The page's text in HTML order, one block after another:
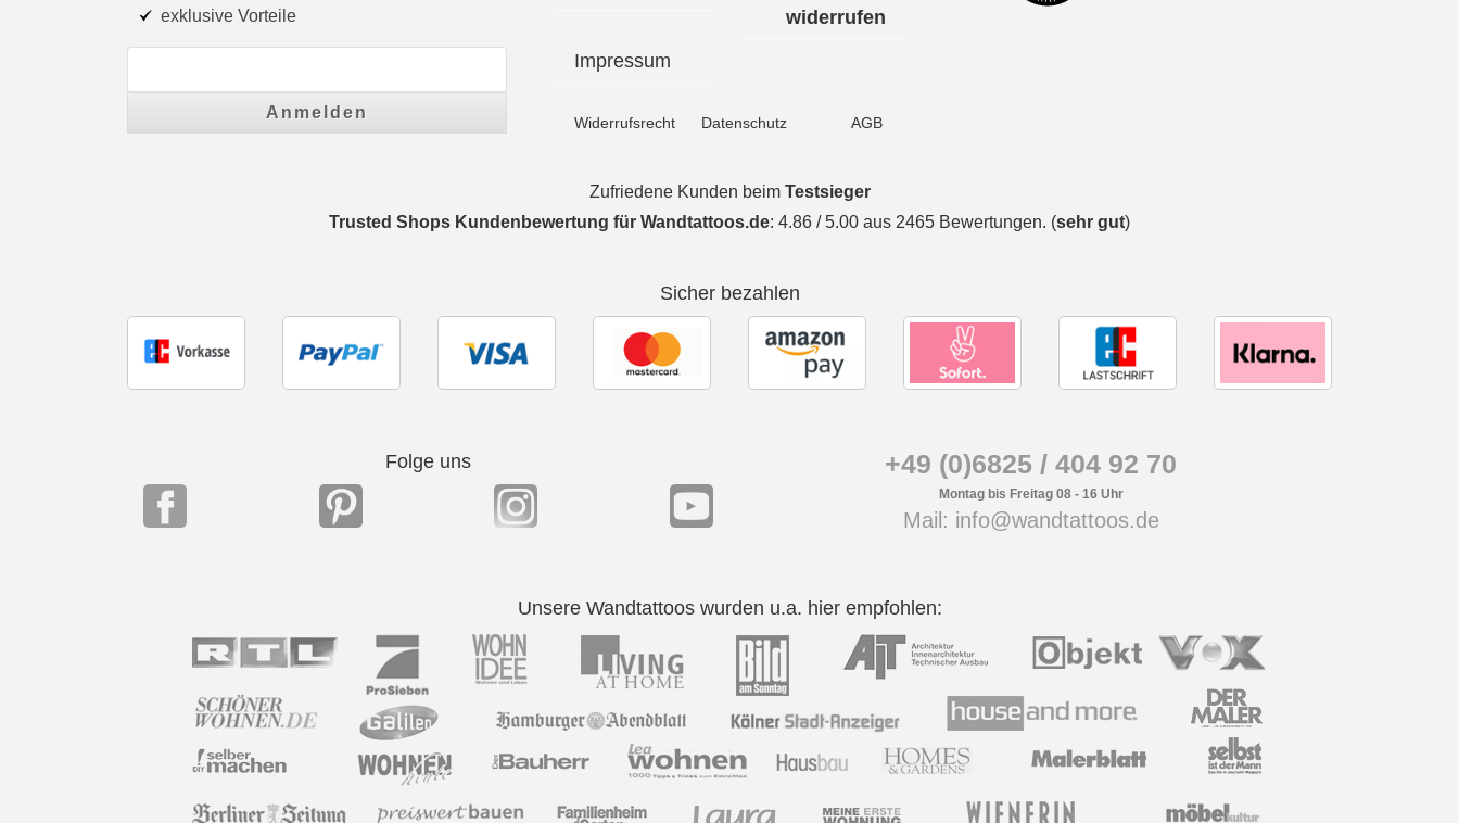
exklusive Vorteile
Anmelden
widerrufen
Impressum
Widerrufsrecht Datenschutz AGB
Zufriedene Kunden beim Testsieger
Trusted Shops Kundenbewertung für Wandtattoos.de: 4.86 /5.00 aus 2465 Bewertungen. (sehr gut)
Sicher bezahlen
Folge uns +49 (0)6825 / 404 92 70
Montag bis Freitag 08 - 16 Uhr
Mail: info@wandtattoos.de
Unsere Wandtattoos wurden u.a. hier empfohlen: